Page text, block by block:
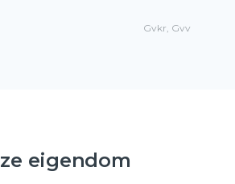
Gvkr, Gvv
eigendom